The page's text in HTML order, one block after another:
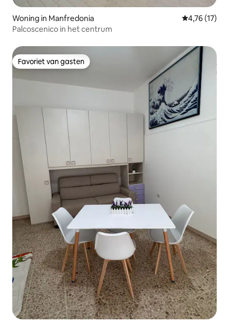
Woning in Manfredonia Gemiddelde
4,76 (17)
Palcoscenico in het centrum
Favoriet van gasten
Favoriet van gasten